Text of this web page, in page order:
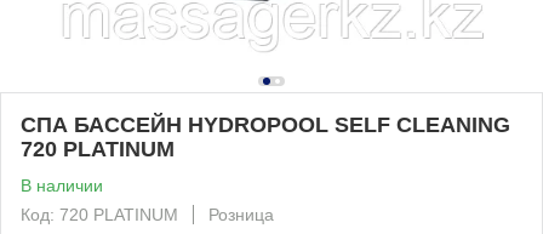
СПА БАССЕЙН HYDROPOOL SELF CLEANING
720 PLATINUM
В наличии
Код: 720 PLATINUM
Розница